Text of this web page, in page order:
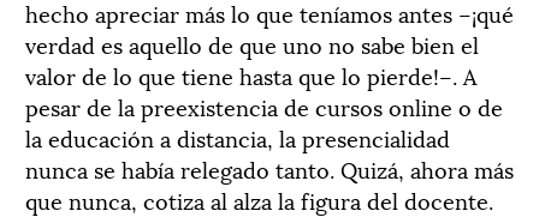
hecho apreciar más lo que teníamos antes –¡qué
verdad es aquello de que uno no sabe bien el
valor de lo que tiene hasta que lo pierde!–. A
pesar de la preexistencia de cursos online o de
la educación a distancia, la presencialidad
nunca se había relegado tanto. Quizá, ahora más
que nunca, cotiza al alza la figura del docente.